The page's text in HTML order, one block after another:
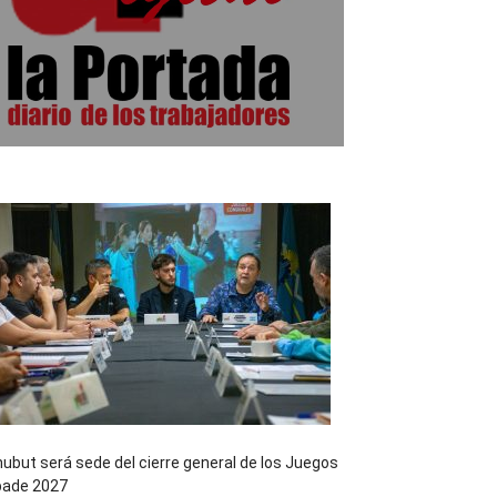
será sede del cierre general de los Juegos
2027